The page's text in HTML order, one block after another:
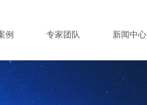
例 专家团队 新闻中心